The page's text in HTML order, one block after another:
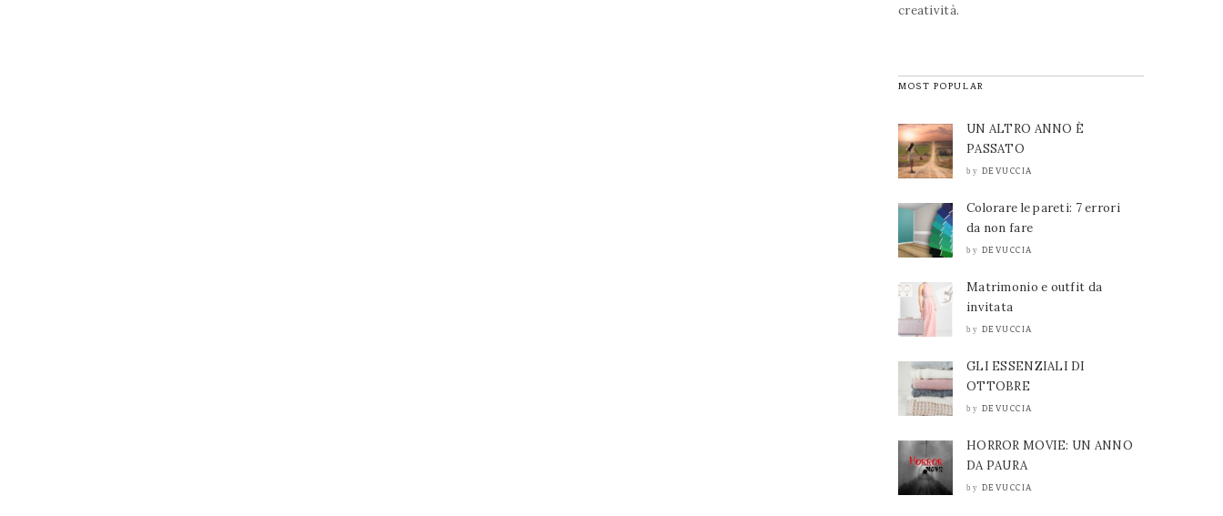
creatività.
MOST POPULAR
UN ALTRO ANNO È
PASSATO
by DEVUCCIA
Colorare le pareti: 7 errori
da non fare
by DEVUCCIA
Matrimonio e outfit da
invitata
by DEVUCCIA
GLI ESSENZIALI DI
OTTOBRE
by DEVUCCIA
HORROR MOVIE: UN ANNO
DA PAURA
by DEVUCCIA